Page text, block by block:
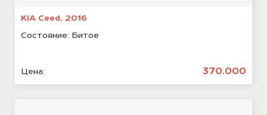
KIA Ceed, 2016
Состояние: Битое
Цена: 370.000